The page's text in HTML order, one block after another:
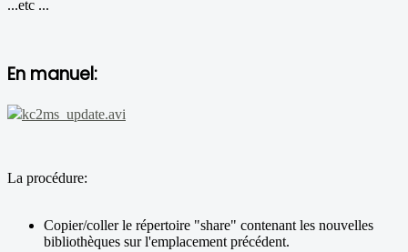
...etc ...
En manuel:
kc2ms_update.avi
La procédure:
Copier/coller le répertoire "share" contenant les nouvelles
bibliothèques sur l'emplacement précédent.